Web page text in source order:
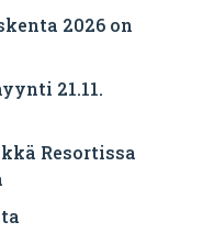
2026 on
21.11.
Resortissa